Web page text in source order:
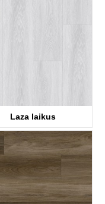
Laza laikus
KTV8017